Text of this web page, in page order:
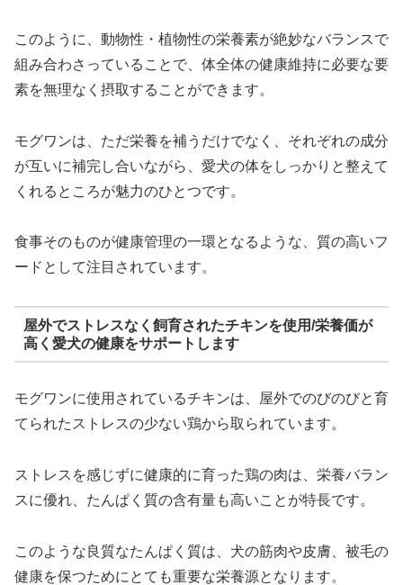
このように、動物性・植物性の栄養素が絶妙なバランスで
組み合わさっていることで、体全体の健康維持に必要な要
素を無理なく摂取することができます。
モグワンは、ただ栄養を補うだけでなく、それぞれの成分
が互いに補完し合いながら、愛犬の体をしっかりと整えて
くれるところが魅力のひとつです。
食事そのものが健康管理の一環となるような、質の高いフ
ードとして注目されています。
屋外でストレスなく飼育されたチキンを使用/栄養価が
高く愛犬の健康をサポートします
モグワンに使用されているチキンは、屋外でのびのびと育
てられたストレスの少ない鶏から取られています。
ストレスを感じずに健康的に育った鶏の肉は、栄養バラン
スに優れ、たんぱく質の含有量も高いことが特長です。
このような良質なたんぱく質は、犬の筋肉や皮膚、被毛の
健康を保つためにとても重要な栄養源となります。